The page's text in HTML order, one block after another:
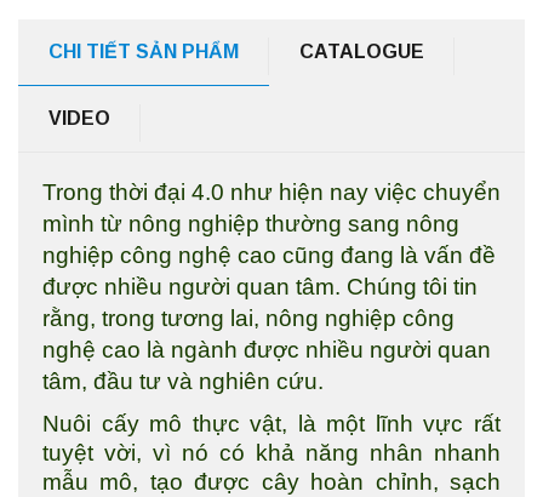
CHI TIẾT SẢN PHẨM CATALOGUE
VIDEO
Trong thời đại 4.0 như hiện nay việc chuyển
mình từ nông nghiệp thường sang nông
nghiệp công nghệ cao cũng đang là vấn đề
được nhiều người quan tâm. Chúng tôi tin
rằng, trong tương lai, nông nghiệp công
nghệ cao là ngành được nhiều người quan
tâm, đầu tư và nghiên cứu.
Nuôi cấy mô thực vật, là một lĩnh vực rất
tuyệt vời, vì nó có khả năng nhân nhanh
mẫu mô, tạo được cây hoàn chỉnh, sạch